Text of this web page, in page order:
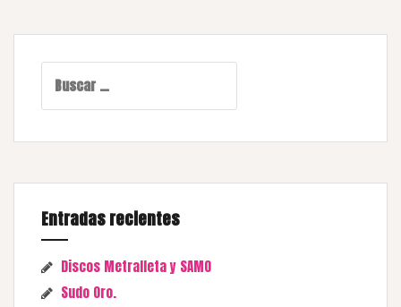
Entradas recientes
Discos Metralleta y SAMO
Sudo Oro.